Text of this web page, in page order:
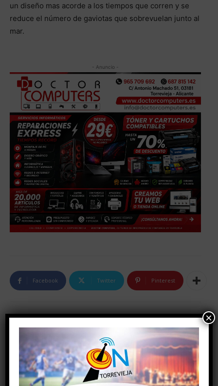
un diseño mas acorde a los tiempos que corren y se
reduce el número de gaviotas que sobrevuelan junto al
mar.
- Anuncio -
Facebook Twitter Pinterest
comida a domicilio
Artículo siguiente
Comienza la campaña de
captación de abonados del
SC Torrevieja CF
×